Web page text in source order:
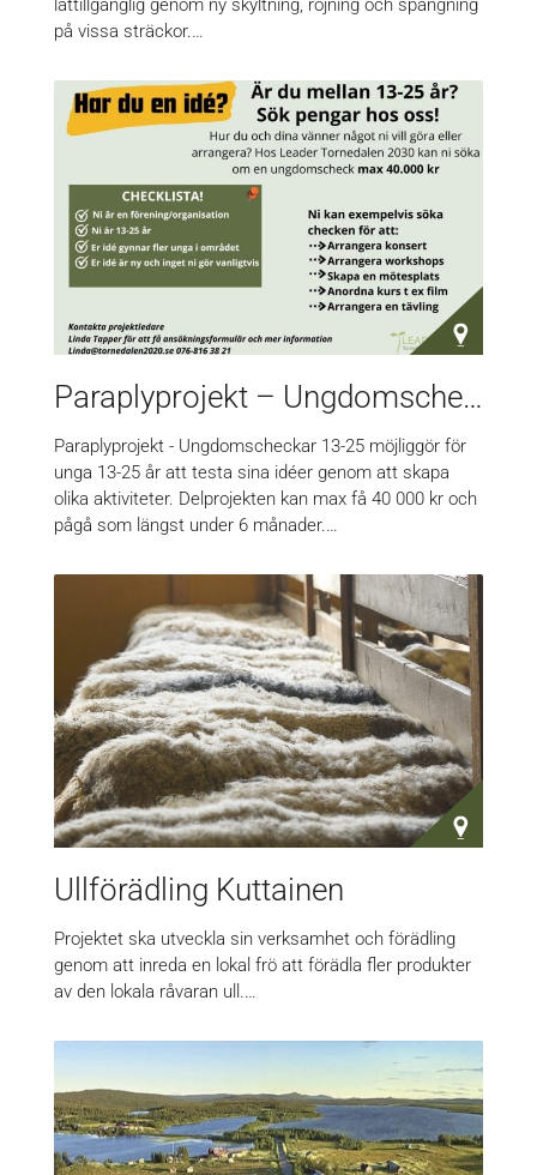
lättillgänglig genom ny skyltning, röjning och spångning
på vissa sträckor.…
Paraplyprojekt – Ungdomscheckar 13-25
Paraplyprojekt - Ungdomscheckar 13-25 möjliggör för
unga 13-25 år att testa sina idéer genom att skapa
olika aktiviteter. Delprojekten kan max få 40 000 kr och
pågå som längst under 6 månader.…
Ullförädling Kuttainen
Projektet ska utveckla sin verksamhet och förädling
genom att inreda en lokal frö att förädla fler produkter
av den lokala råvaran ull.…